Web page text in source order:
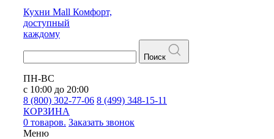
Кухни Mall Комфорт,
доступный
каждому
Поиск
ПН-ВС
с 10:00 до 20:00
8 (800) 302-77-06 8 (499) 348-15-11
КОРЗИНА
0 товаров. Заказать звонок
Меню